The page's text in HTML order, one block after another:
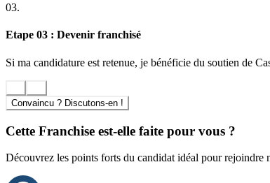
0% de taux de fermeture / 100% des franchisés
03.
Etape 03 : Devenir franchisé
Si ma candidature est retenue, je bénéficie du soutien de
Convaincu ? Discutons-en !
Cette Franchise est-elle faite pour vous ?
Découvrez les points forts du candidat idéal pour rejoindre